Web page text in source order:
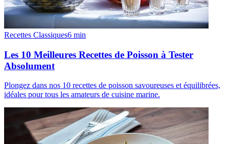
Recettes Classiques6 min
Les 10 Meilleures Recettes de Poisson à Tester
Absolument
Plongez dans nos 10 recettes de poisson savoureuses et équilibrées,
idéales pour tous les amateurs de cuisine marine.